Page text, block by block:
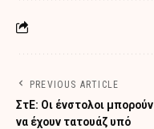
PREVIOUS ARTICLE
ΣτΕ: Οι ένστολοι μπορούν
να έχουν τατουάζ υπό